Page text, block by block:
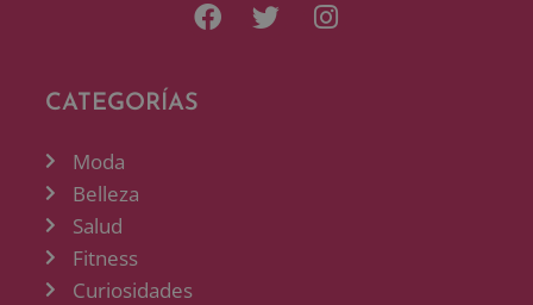
CATEGORÍAS
Moda
Belleza
Salud
Fitness
Curiosidades